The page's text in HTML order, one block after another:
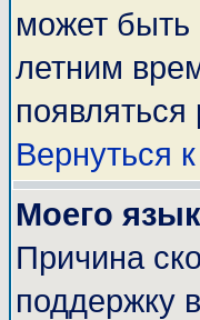
может быть
летним
Вернуться
Моего
Причина
поддержку